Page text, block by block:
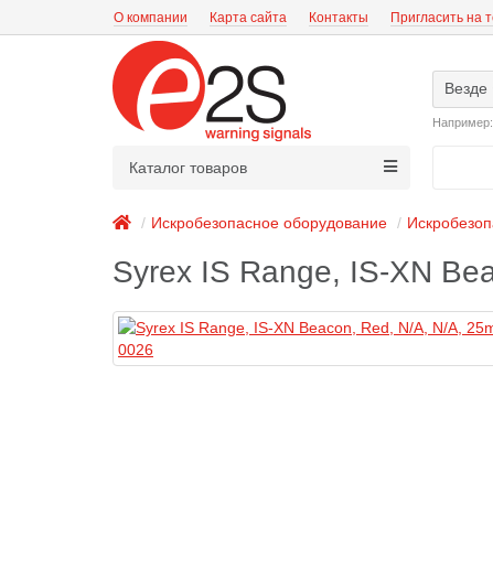
О компании Карта сайта Контакты Пригласить на
Везде
Например:
Каталог товаров
Искробезопасное оборудование
Syrex IS Range, IS-XN